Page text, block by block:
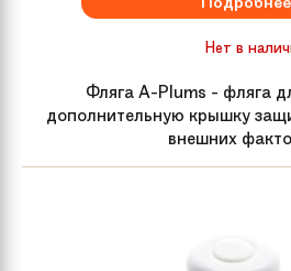
Steel-Headset
Передний тормозN/A
Тормозные ручкиN/A
Нет в
Фляга A-Plums - фляга
дополнительную крышку
внешних